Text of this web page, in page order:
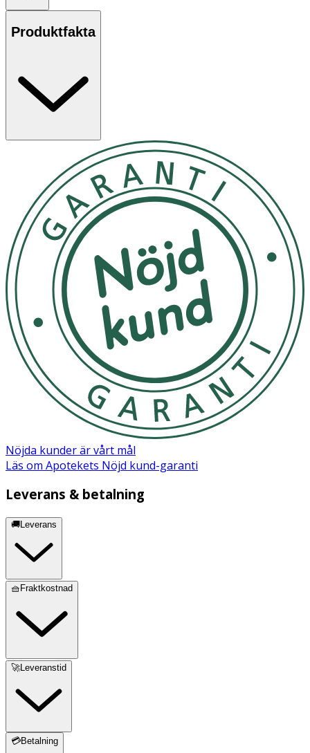
Produktfakta
Nöjda kunder är vårt mål
Läs om Apotekets Nöjd kund-garanti
Leverans & betalning
🚚Leverans
🧺Fraktkostnad
🚀Leveranstid
💳Betalning